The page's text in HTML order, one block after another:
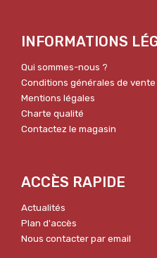
INFORMATIONS
Qui sommes-nous ?
Conditions générales de vente
Mentions légales
Charte qualité
Contactez le magasin
ACCÈS RAPIDE
Actualités
Plan d'accès
Nous contacter par email